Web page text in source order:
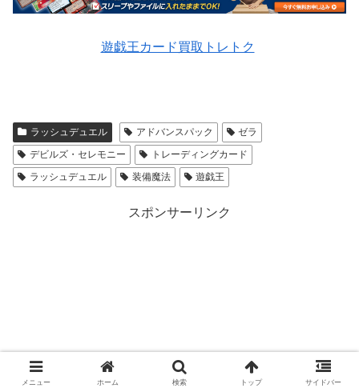
遊戯王カード買取トレトク
ラッシュデュエル アドバンスパック
ゼラ
デビルズ・セレモニー
トレーディングカード
ラッシュデュエル
装備魔法 遊戯王
スポンサーリンク
メニュー ホーム 検索 トップ サイドバー